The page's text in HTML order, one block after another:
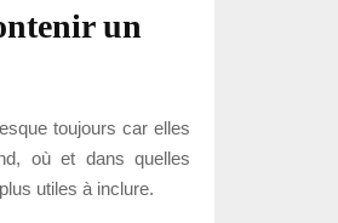
un
toujours car elles
où et dans quelles
utiles à inclure.